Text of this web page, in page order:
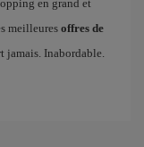
en grand et
meilleures offres de
Inabordable.